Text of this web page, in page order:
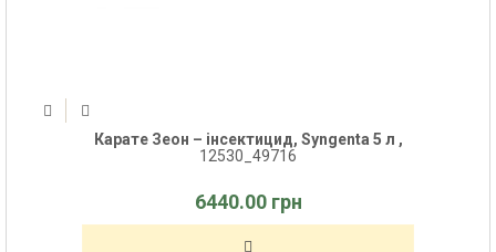
Карате Зеон – інсектицид, Syngenta 5 л ,
12530_49716
6440.00 грн